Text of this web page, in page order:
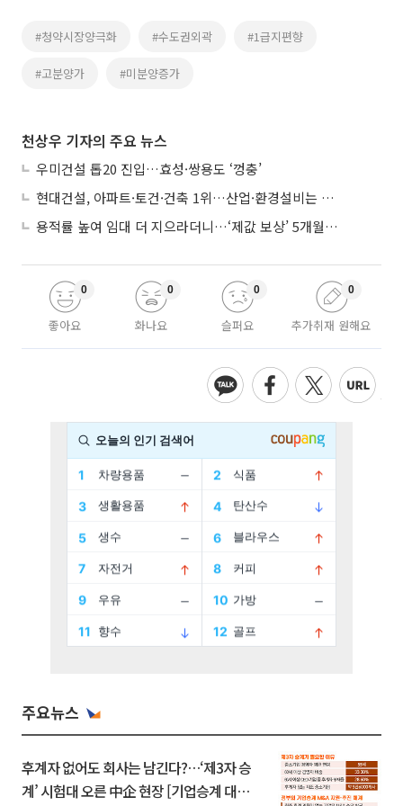
#청약시장양극화 #수도권외곽 #1급지편향
#고분양가 #미분양증가
천상우 기자의 주요 뉴스
우미건설 톱20 진입…효성·쌍용도 ‘껑충’
현대건설, 아파트·토건·건축 1위…산업·환경설비는 삼성E&A
용적률 높여 임대 더 지으라더니…‘제값 보상’ 5개월째 국회에 발목
좋아요
0
화나요
0
슬퍼요
0
추가취재 원해요
0
주요뉴스
후계자 없어도 회사는 남긴다?…‘제3자 승
계’ 시험대 오른 中企 현장 [기업승계 대전